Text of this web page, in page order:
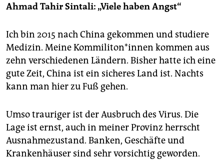
Ahmad Tahir Sintali: „Viele haben Angst“
Ich bin 2015 nach China gekommen und studiere
Medizin. Meine Kommiliton*innen kommen aus
zehn verschiedenen Ländern. Bisher hatte ich eine
gute Zeit, China ist ein sicheres Land ist. Nachts
kann man hier zu Fuß gehen.
Umso trauriger ist der Ausbruch des Virus. Die
Lage ist ernst, auch in meiner Provinz herrscht
Ausnahmezustand. Banken, Geschäfte und
Krankenhäuser sind sehr vorsichtig geworden.